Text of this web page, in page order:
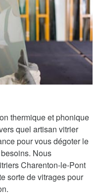
thermique et phonique
quel artisan vitrier
pour vous dégoter le
Nous
Charenton-le-Pont
sorte de vitrages pour